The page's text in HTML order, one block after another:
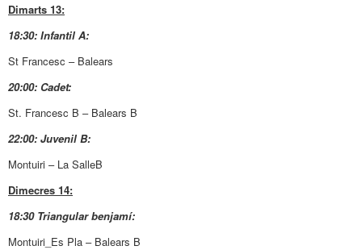
Dimarts 13:
18:30: Infantil A:
St Francesc – Balears
20:00: Cadet:
St. Francesc B – Balears B
22:00: Juvenil B:
Montuiri – La SalleB
Dimecres 14:
18:30 Triangular benjamí:
Montuiri_Es Pla – Balears B